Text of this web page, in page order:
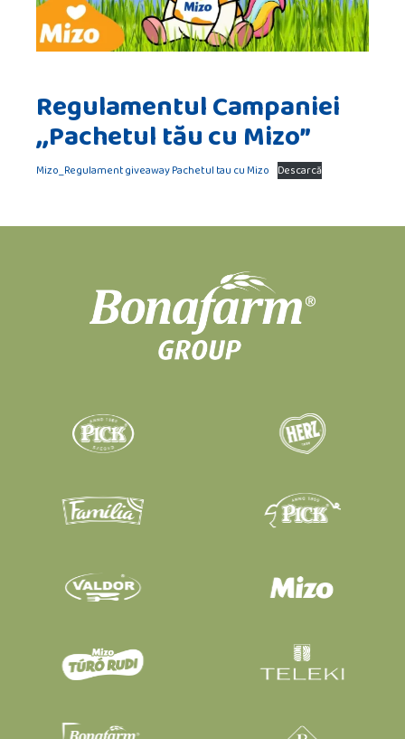
Regulamentul Campaniei
,,Pachetul tău cu Mizo”
Mizo_Regulament giveaway Pachetul tau cu Mizo Descarcă